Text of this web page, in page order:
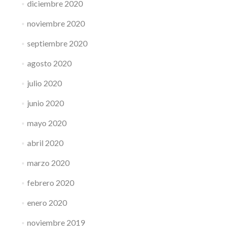
diciembre 2020
noviembre 2020
septiembre 2020
agosto 2020
julio 2020
junio 2020
mayo 2020
abril 2020
marzo 2020
febrero 2020
enero 2020
noviembre 2019